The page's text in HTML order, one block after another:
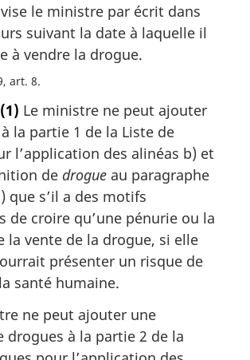
le ministre par écrit dans
suivant la date à laquelle il
à vendre la drogue.
art. 8
(1) Le ministre ne peut ajouter
la partie 1 de la Liste de
l’application des alinéas b) et
de drogue au paragraphe
que s’il a des motifs
de croire qu’une pénurie ou la
la vente de la drogue, si elle
présenter un risque de
santé humaine.
ne peut ajouter une
drogues à la partie 2 de la